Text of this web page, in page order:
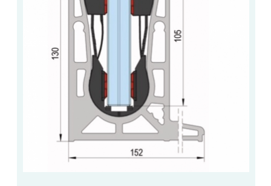
NUANCIER RAL
COMMENT COUPER DU VERRE ?
CONSEILS / AIDE
A PROPOS DE LA LIVRAISON
COMPTE PRO
MON PANIER